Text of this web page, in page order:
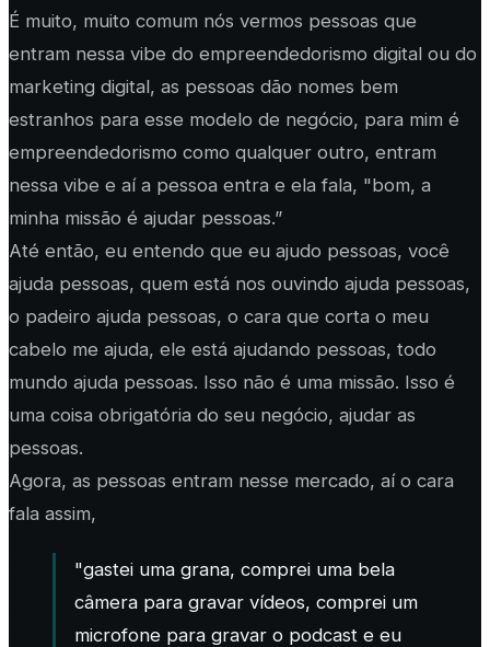
É muito, muito comum nós vermos pessoas que
entram nessa vibe do empreendedorismo digital ou do
marketing digital, as pessoas dão nomes bem
estranhos para esse modelo de negócio, para mim é
empreendedorismo como qualquer outro, entram
nessa vibe e aí a pessoa entra e ela fala, "bom, a
minha missão é ajudar pessoas.”
Até então, eu entendo que eu ajudo pessoas, você
ajuda pessoas, quem está nos ouvindo ajuda pessoas,
o padeiro ajuda pessoas, o cara que corta o meu
cabelo me ajuda, ele está ajudando pessoas, todo
mundo ajuda pessoas. Isso não é uma missão. Isso é
uma coisa obrigatória do seu negócio, ajudar as
pessoas.
Agora, as pessoas entram nesse mercado, aí o cara
fala assim,
"gastei uma grana, comprei uma bela
câmera para gravar vídeos, comprei um
microfone para gravar o podcast e eu